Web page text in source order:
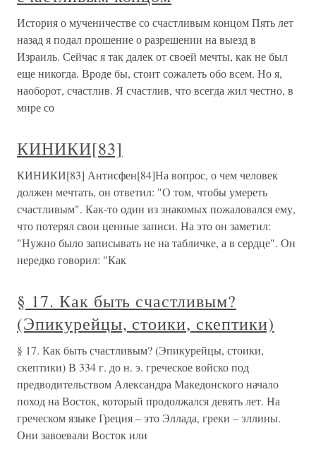
История о мученичестве со счастливым концом Пять лет
назад я подал прошение о разрешении на выезд в
Израиль. Сейчас я так далек от своей мечты, как не был
еще никогда. Вроде бы, стоит сожалеть обо всем. Но я,
наоборот, счастлив. Я счастлив, что всегда жил честно, в
мире со
КИНИКИ[83]
КИНИКИ[83] Антисфен[84]На вопрос, о чем человек
должен мечтать, он ответил: "О том, чтобы умереть
счастливым". Как-то один из знакомых пожаловался ему,
что потерял свои ценные записи. На это он заметил:
"Нужно было записывать не на табличке, а в сердце". Он
нередко говорил: "Как
§ 17. Как быть счастливым?
(Эпикурейцы, стоики, скептики)
§ 17. Как быть счастливым? (Эпикурейцы, стоики,
скептики) В 334 г. до н. э. греческое войско под
предводительством Александра Македонского начало
поход на Восток, который продолжался девять лет. На
греческом языке Греция – это Эллада, греки – эллины.
Они завоевали Восток или